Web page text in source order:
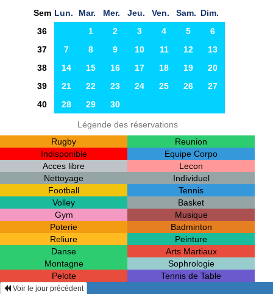
Sem Lun. Mar. Mer. Jeu. Ven. Sam. Dim.
36
1 2 3 4 5
6
37
7 8 9 10 11 12
13
38
14 15 16 17 18 19
20
39
21 22 23 24 25 26
27
40
28 29 30
Légende des réservations
Rugby
Reunion
Indisponible
Equipe Corpo
Acces libre
Lecon
Nettoyage
Individuel
Football
Tennis
Volley
Basket
Gym
Musique
Poterie
Badminton
Reliure
Peinture
Danse
Arts Martiaux
Montagne
Sophrologie
Pelote
Tennis de Table
Voir le jour précédent